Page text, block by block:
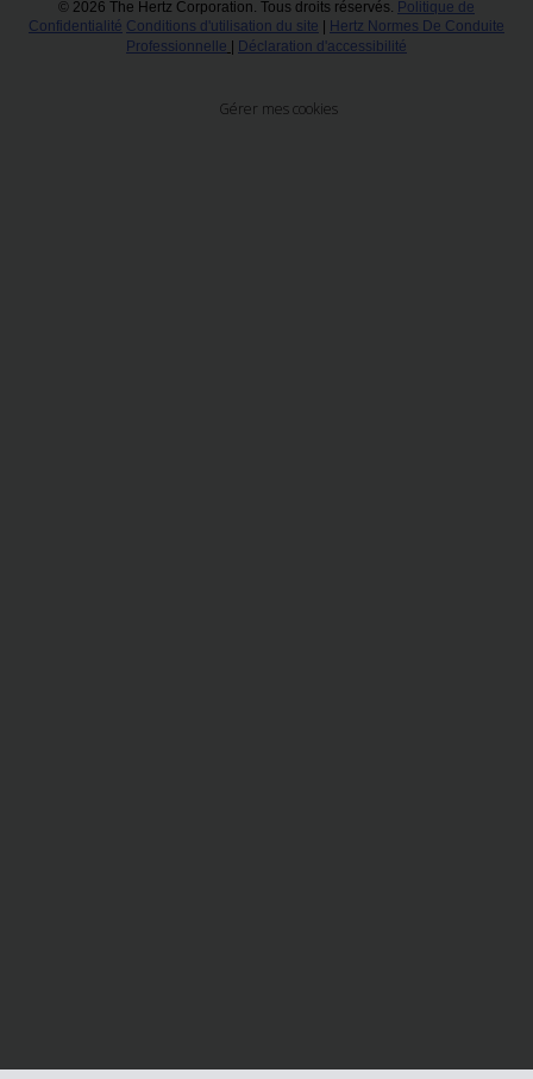
© 2026 The Hertz Corporation. Tous droits réservés. Politique de
Confidentialité Conditions d'utilisation du site
Hertz Normes De Conduite
Professionnelle
Déclaration d'accessibilité
Gérer mes cookies